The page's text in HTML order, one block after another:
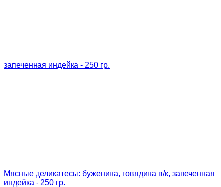
Мясные деликатесы: буженина, говядина в/к, запеченная
индейка - 250 гр.